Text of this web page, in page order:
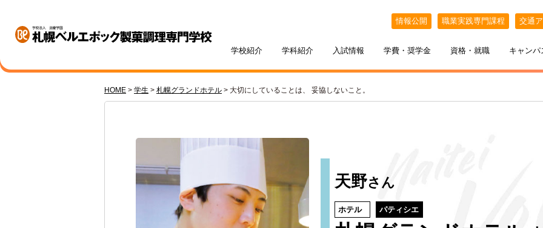
情報公開 職業実践専門課程 交通
学校紹介
学校紹介
先輩が教える札幌ベルの魅力
学科紹介
学科・専攻紹介
入試情報
入試情報
総合型選抜（AO入試） 特待生制度
学費・奨学金
学費・奨学金
学費サポート
資格・就職
資格・就職
就職サポート
キャンパ
キャンパスライフ
札幌ベル生のリアルボイス 年間スケジュール BELLE×わたし
訪問者別
社会人・フリーター・大学生の方へ
オープンキャンパス
オンラインオープンキャンパス 出張オープンキャンパス
HOME > 学生 > 札幌グランドホテル > 大切にしていることは、 妥協しないこと。
天野さん
ホテル パティシエ